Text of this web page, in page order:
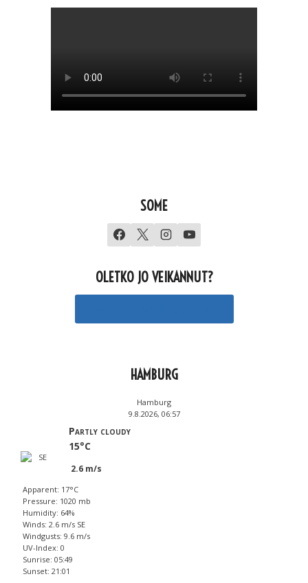
SOME
OLETKO JO VEIKANNUT?
HAMBURG
Hamburg
9.8.2026, 06:57
Partly cloudy
15°C
2.6 m/s
Apparent: 17°C
Pressure: 1020 mb
Humidity: 64%
Winds: 2.6 m/s SE
Windgusts: 9.6 m/s
UV-Index: 0
Sunrise: 05:49
Sunset: 21:01